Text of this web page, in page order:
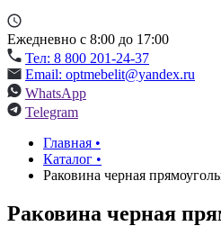
Ежедневно с 8:00 до 17:00
Тел: 8 800 201-24-37
Email: optmebelit@yandex.ru
WhatsApp
Telegram
Главная •
Каталог •
Раковина черная
Раковина черная